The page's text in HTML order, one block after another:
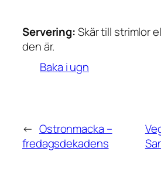
Servering:Skär till strimlor
den är.
Baka i ugn
← Ostronmacka –
fredagsdekadens